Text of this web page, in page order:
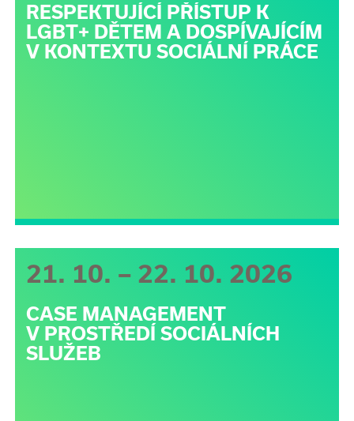
RESPEKTUJÍCÍ PŘÍSTUP K
LGBT+ DĚTEM A DOSPÍVAJÍCÍM
V KONTEXTU SOCIÁLNÍ PRÁCE
21. 10. – 22. 10. 2026
CASE MANAGEMENT
V PROSTŘEDÍ SOCIÁLNÍCH
SLUŽEB